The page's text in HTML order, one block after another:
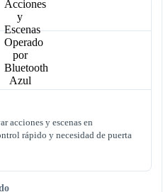
acciones y escenas en
rápido y necesidad de puerta